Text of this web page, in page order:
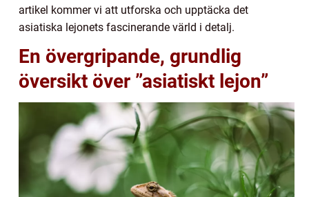
artikel kommer vi att utforska och upptäcka det
asiatiska lejonets fascinerande värld i detalj.
En övergripande, grundlig
översikt över ”asiatiskt lejon”